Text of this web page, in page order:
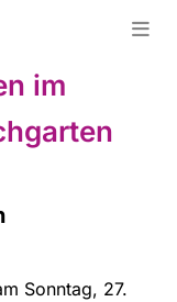
im
Sonntag, 27.